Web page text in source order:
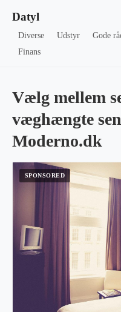
Datyl
Diverse Udstyr Gode
Finans
Vælg mellem
væghængte
Moderno.dk